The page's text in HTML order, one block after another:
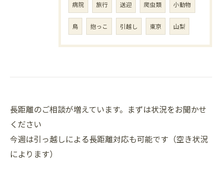
病院 旅行 送迎 爬虫類 小動物
鳥 抱っこ 引越し 東京 山梨
長距離のご相談が増えています。まずは状況をお聞かせ
ください
今週は引っ越しによる長距離対応も可能です（空き状況
によります）